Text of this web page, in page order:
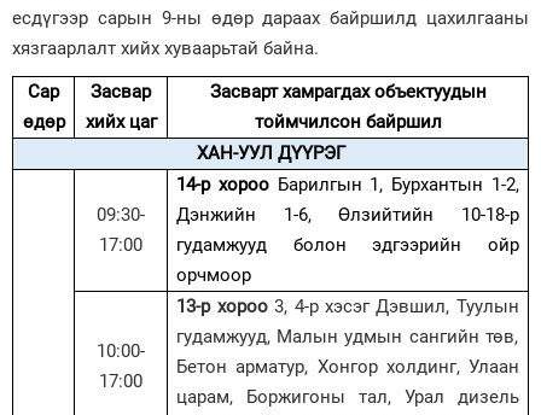
есдүгээр сарын 9-ны өдөр дараах байршилд цахилгааны
хязгаарлалт хийх хуваарьтай байна.
Сар
өдөр
Засвар
хийх цаг
Засварт хамрагдах объектуудын
тоймчилсон байршил
ХАН-УУЛ ДҮҮРЭГ
09:30-
17:00
14-р хорооБарилгын 1, Бурхантын 1-2,
Дэнжийн 1-6, Өлзийтийн 10-18-р
гудамжууд болонэдгээрийн ойр
орчмоор
10:00-
17:00
13-р хороо3, 4-р хэсэг Дэвшил, Туулын
гудамжууд, Малын удмын сангийн төв,
Бетон арматур, Хонгор холдинг, Улаан
царам, Боржигоны тал, Урал дизель